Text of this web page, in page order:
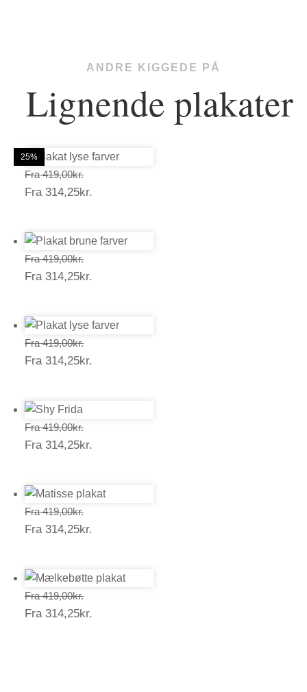
ANDRE KIGGEDE PÅ
Lignende plakater
25%
Fra 419,00kr.Prisinterval:
419,00kr.
Fra 314,25kr.
25%
Fra 419,00kr.Prisinterval:
419,00kr.
Fra 314,25kr.
25%
Fra 419,00kr.Prisinterval:
419,00kr.
Fra 314,25kr.
25%
Fra 419,00kr.Prisinterval:
419,00kr.
Fra 314,25kr.
25%
Fra 419,00kr.Prisinterval:
419,00kr.
Fra 314,25kr.
25%
Fra 419,00kr.Prisinterval:
419,00kr.
Fra 314,25kr.